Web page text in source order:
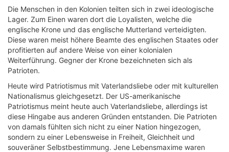
Die Menschen in den Kolonien teilten sich in zwei ideologische
Lager. Zum Einen waren dort die Loyalisten, welche die
englische Krone und das englische Mutterland verteidigten.
Diese waren meist höhere Beamte des englischen Staates oder
profitierten auf andere Weise von einer kolonialen
Weiterführung. Gegner der Krone bezeichneten sich als
Patrioten.
Heute wird Patriotismus mit Vaterlandsliebe oder mit kulturellen
Nationalismus gleichgesetzt. Der US-amerikanische
Patriotismus meint heute auch Vaterlandsliebe, allerdings ist
diese Hingabe aus anderen Gründen entstanden. Die Patrioten
von damals fühlten sich nicht zu einer Nation hingezogen,
sondern zu einer Lebensweise in Freiheit, Gleichheit und
souveräner Selbstbestimmung. Jene Lebensmaxime waren